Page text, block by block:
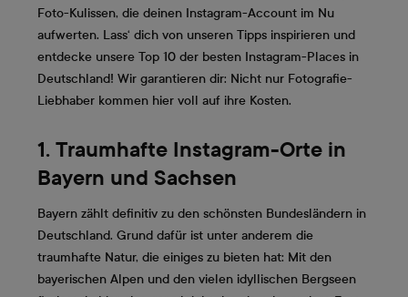
Foto-Kulissen, die deinen Instagram-Account im Nu
aufwerten. Lass‘ dich von unseren Tipps inspirieren und
entdecke unsere Top 10 der besten Instagram-Places in
Deutschland! Wir garantieren dir: Nicht nur Fotografie-
Liebhaber kommen hier voll auf ihre Kosten.
1. Traumhafte Instagram-Orte in
Bayern und Sachsen
Bayern zählt definitiv zu den schönsten Bundesländern in
Deutschland. Grund dafür ist unter anderem die
traumhafte Natur, die einiges zu bieten hat: Mit den
bayerischen Alpen und den vielen idyllischen Bergseen